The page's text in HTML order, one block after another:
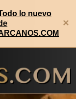
lo nuevo
×